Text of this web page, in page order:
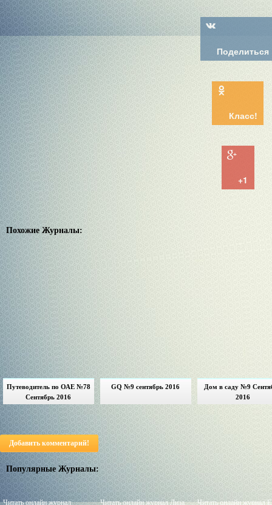
Поделиться
Класс!
+1
Похожие Журналы:
Путеводитель по ОАЕ №78
Сентябрь 2016
GQ №9 сентябрь 2016
Дом в саду №9
2016
Добавить комментарий!
Популярные Журналы:
Читать онлайн журнал
Читать онлайн журнал Лиза
Читать онлайн журнал